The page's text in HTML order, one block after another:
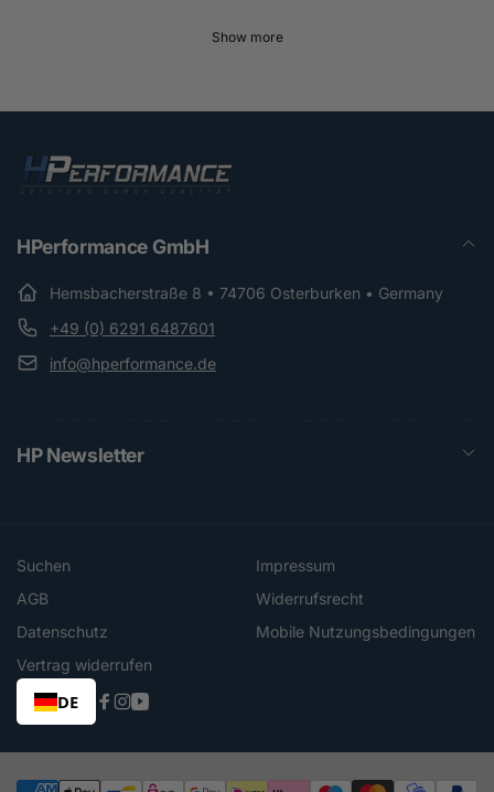
Show more
HPerformance GmbH
Hemsbacherstraße 8 • 74706 Osterburken • Germany
+49 (0) 6291 6487601
info@hperformance.de
HP Newsletter
Suchen
Impressum
AGB
Widerrufsrecht
Datenschutz
Mobile Nutzungsbedingungen
Vertrag widerrufen
DE
Facebook
Instagram
YouTube